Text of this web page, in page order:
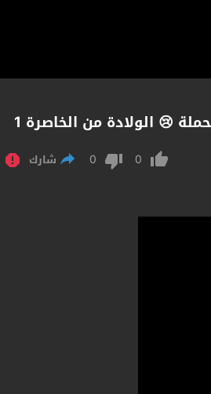
😢 الولادة من الخاصرة 1
0
0 شارك